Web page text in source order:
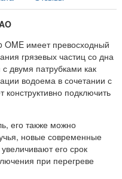
OME имеет превосходный
грязевых частиц со дна
двумя патрубками как
водоема в сочетании с
подключить
его также можно
новые современные
его срок
при перегреве